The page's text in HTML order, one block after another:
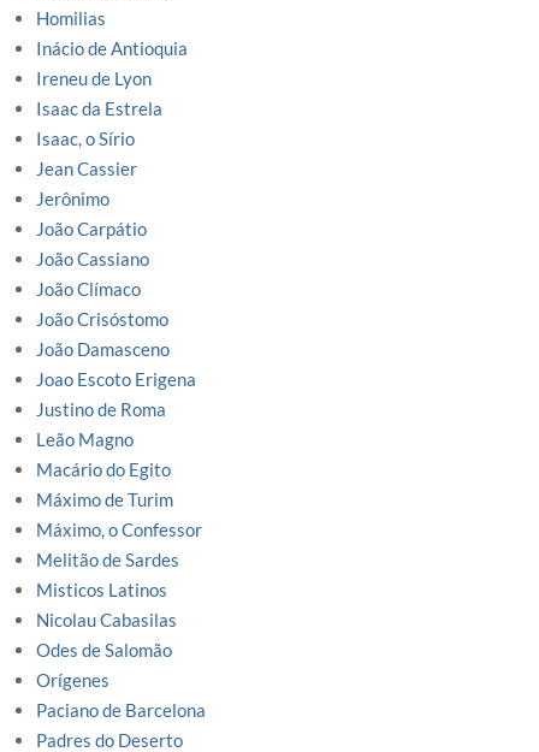
Homilias
Inácio de Antioquia
Ireneu de Lyon
Isaac da Estrela
Isaac, o Sírio
Jean Cassier
Jerônimo
João Carpátio
João Cassiano
João Clímaco
João Crisóstomo
João Damasceno
Joao Escoto Erigena
Justino de Roma
Leão Magno
Macário do Egito
Máximo de Turim
Máximo, o Confessor
Melitão de Sardes
Misticos Latinos
Nicolau Cabasilas
Odes de Salomão
Orígenes
Paciano de Barcelona
Padres do Deserto